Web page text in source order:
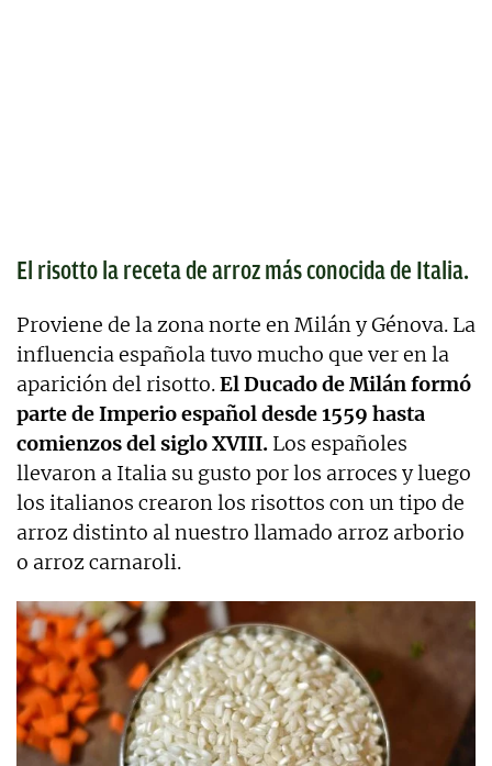
El risotto la receta de arroz más conocida de Italia.
Proviene de la zona norte en Milán y Génova. La
influencia española tuvo mucho que ver en la
aparición del risotto.El Ducado de Milán formó
parte de Imperio español desde 1559 hasta
comienzos del siglo XVIII. Los españoles
llevaron a Italia su gusto por los arroces y luego
los italianos crearon los risottos con un tipo de
arroz distinto al nuestro llamado arroz arborio
o arroz carnaroli.